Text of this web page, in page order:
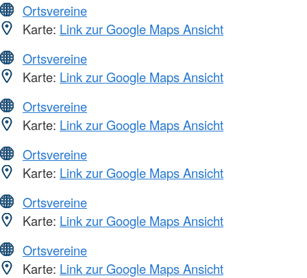
Ortsvereine
Karte: Link zur Google Maps Ansicht
Ortsvereine
Karte: Link zur Google Maps Ansicht
Ortsvereine
Karte: Link zur Google Maps Ansicht
Ortsvereine
Karte: Link zur Google Maps Ansicht
Ortsvereine
Karte: Link zur Google Maps Ansicht
Ortsvereine
Karte: Link zur Google Maps Ansicht